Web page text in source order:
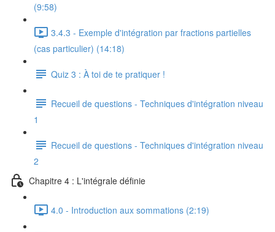
(9:58)
3.4.3 - Exemple d'intégration par fractions partielles
(cas particulier) (14:18)
Quiz 3 : À toi de te pratiquer !
Recueil de questions - Techniques d'intégration niveau
1
Recueil de questions - Techniques d'intégration niveau
2
Chapitre 4 : L'intégrale définie
4.0 - Introduction aux sommations (2:19)